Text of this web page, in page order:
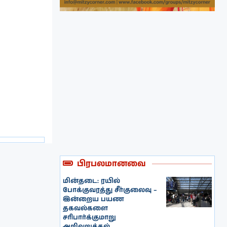
பிரபலமானவை
மின்தடை: ரயில்
போக்குவரத்து சீர்குலைவு –
இன்றைய பயண
தகவல்களை
சரிபார்க்குமாறு